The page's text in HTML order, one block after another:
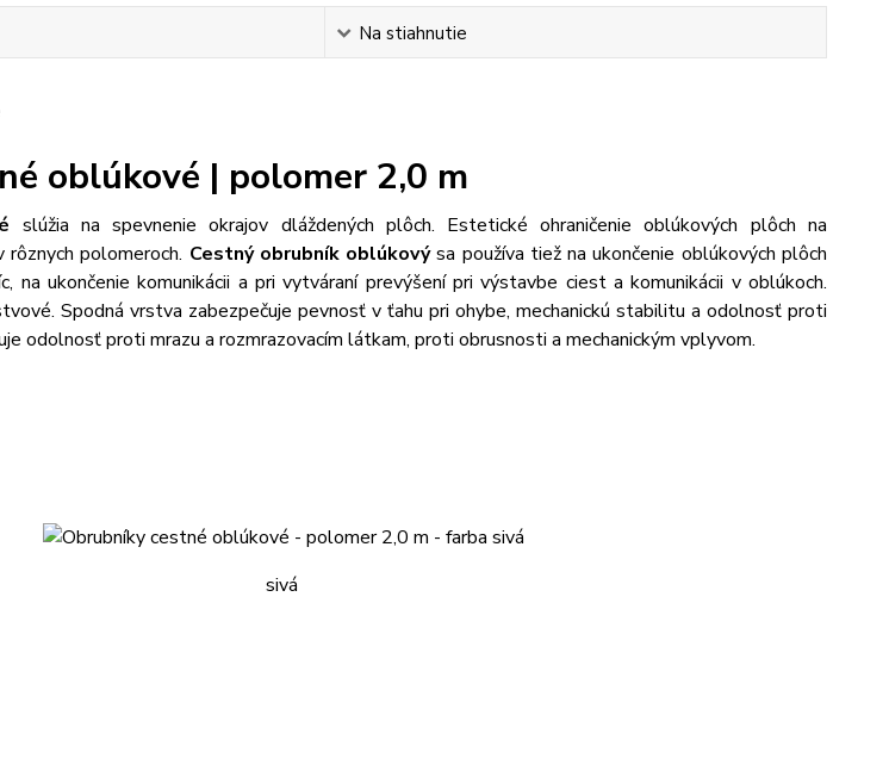
Na stiahnutie
oblúkové | polomer 2,0 m
slúžia na spevnenie okrajov dláždených plôch. Estetické ohraničenie oblúkových plôch na
rôznych polomeroch. Cestný obrubník oblúkovýsa používa tiež na ukončenie oblúkových plôch
na ukončenie komunikácii a pri vytváraní prevýšení pri výstavbe ciest a komunikácii v oblúkoch.
Spodná vrstva zabezpečuje pevnosť v ťahu pri ohybe, mechanickú stabilitu a odolnosť proti
odolnosť proti mrazu a rozmrazovacím látkam, proti obrusnosti a mechanickým vplyvom.
sivá